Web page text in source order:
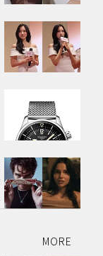
MORE